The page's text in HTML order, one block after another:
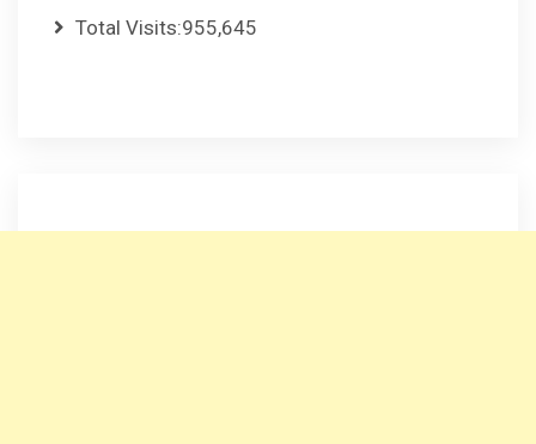
Total Visits:955,645